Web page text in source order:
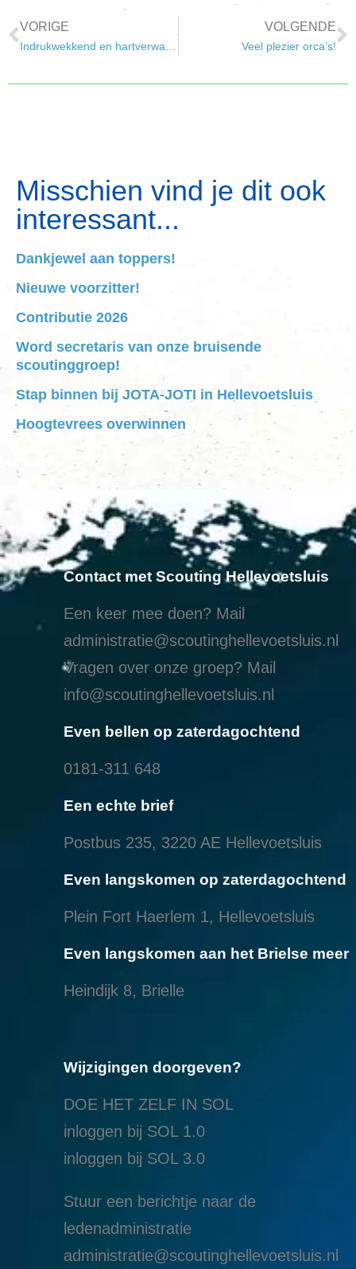
VORIGE VOLGENDE
Veel plezier orca’s!
Misschien vind je dit ook
interessant...
Dankjewel aan toppers!
Nieuwe voorzitter!
Contributie 2026
Word secretaris van onze bruisende
scoutinggroep!
Stap binnen bij JOTA-JOTI in Hellevoetsluis
Hoogtevrees overwinnen
Contact met Scouting Hellevoetsluis
Een keer mee doen? Mail
administratie@scoutinghellevoetsluis.nl
Vragen over onze groep? Mail
info@scoutinghellevoetsluis.nl
Even bellen op zaterdagochtend
0181-311 648
Een echte brief
Postbus 235, 3220 AE Hellevoetsluis
Even langskomen op zaterdagochtend
Plein Fort Haerlem 1, Hellevoetsluis
Even langskomen aan het Brielse meer
Heindijk 8, Brielle
Wijzigingen doorgeven?
DOE HET ZELF IN SOL
inloggen bij SOL 1.0
inloggen bij SOL 3.0
Stuur een berichtje naar de
ledenadministratie
administratie@scoutinghellevoetsluis.nl